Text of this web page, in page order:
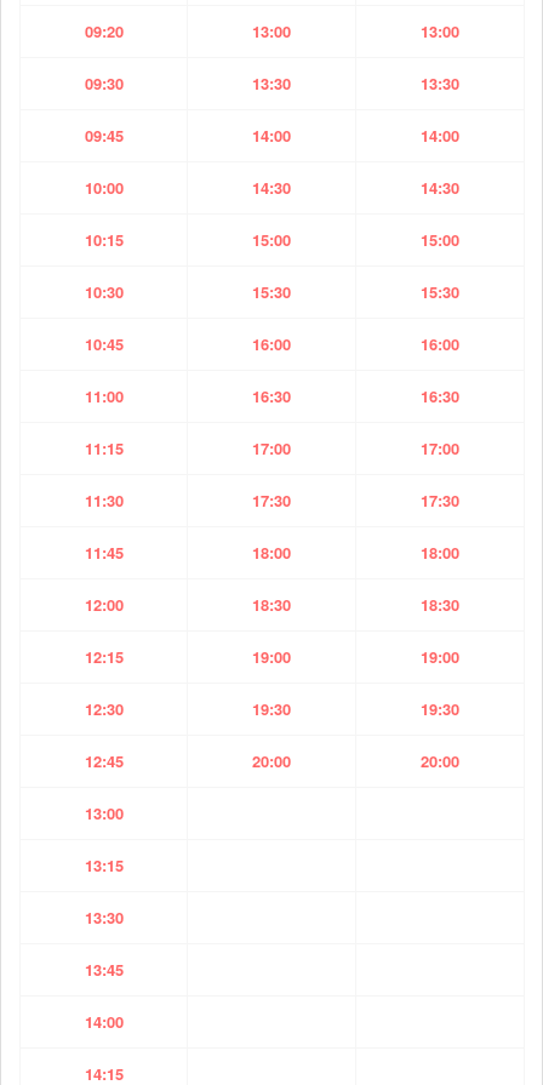
09:20 13:00 13:00
09:30 13:30 13:30
09:45 14:00 14:00
10:00 14:30 14:30
10:15 15:00 15:00
10:30 15:30 15:30
10:45 16:00 16:00
11:00 16:30 16:30
11:15 17:00 17:00
11:30 17:30 17:30
11:45 18:00 18:00
12:00 18:30 18:30
12:15 19:00 19:00
12:30 19:30 19:30
12:45 20:00 20:00
13:00
13:15
13:30
13:45
14:00
14:15